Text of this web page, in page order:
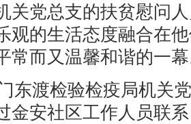
关党总支的扶贫慰问
观的生活态度融合在
常而又温馨和谐的一
东渡检验检疫局机关
金安社区工作人员联